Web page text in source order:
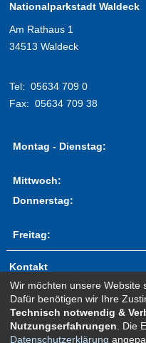
Nationalparkstadt Waldeck
Am Rathaus 1
34513 Waldeck
Tel: 05634 709 0
Fax: 05634 709 38
Montag - Dienstag:
Mittwoch:
Donnerstag:
Freitag:
Kontakt
Impressum
Erklärung zur Barrierefreiheit
Sitemap
Wir möchten unsere Website
Dafür benötigen wir Ihre
Technisch notwendig &
Nutzungserfahrungen . Die
Datenschutzerklärung